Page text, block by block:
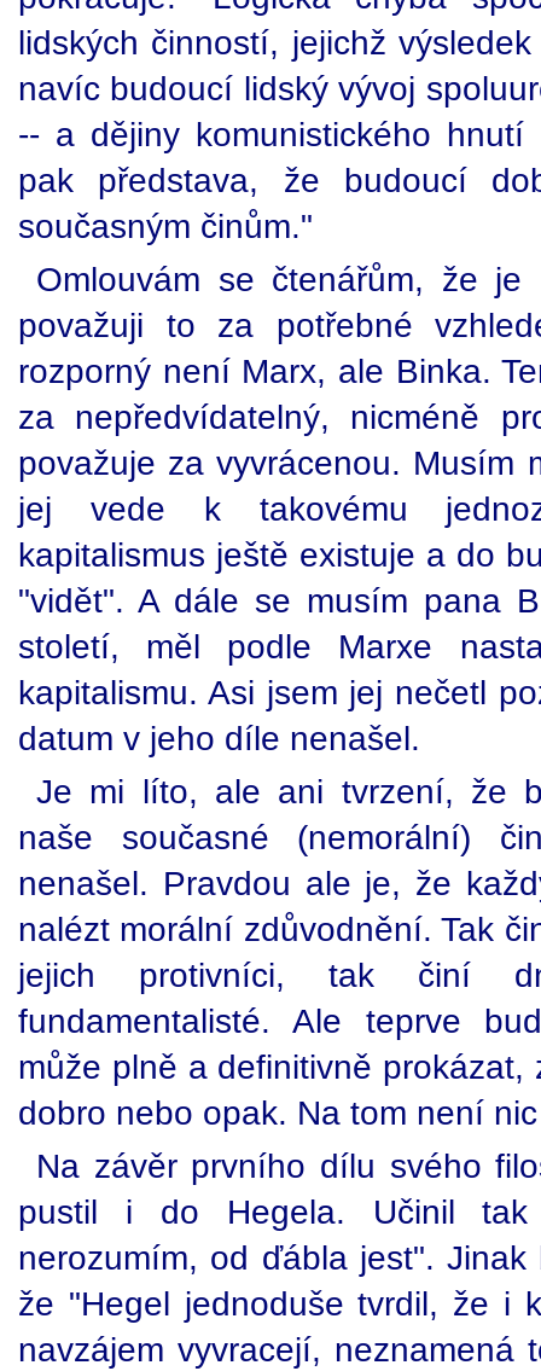
lidských činností, jejichž
navíc budoucí lidský vývoj
-- a dějiny komunistického
pak představa, že budoucí
současným činům."
Omlouvám se čtenářům, že je
považuji to za potřebné
rozporný není Marx, ale Binka.
za nepředvídatelný, nicméně
považuje za vyvrácenou. Musím
jej vede k takovému
kapitalismus ještě existuje a do
"vidět". A dále se musím pana
století, měl podle Marxe
kapitalismu. Asi jsem jej nečetl
datum v jeho díle nenašel.
Je mi líto, ale ani tvrzení, že
naše současné (nemorální)
nenašel. Pravdou ale je, že
nalézt morální zdůvodnění. Tak
jejich protivníci, tak činí
fundamentalisté. Ale teprve
může plně a definitivně
dobro nebo opak. Na tom není
Na závěr prvního dílu svého
pustil i do Hegela. Učinil
nerozumím, od ďábla jest".
že "Hegel jednoduše tvrdil, že i
navzájem vyvracejí,